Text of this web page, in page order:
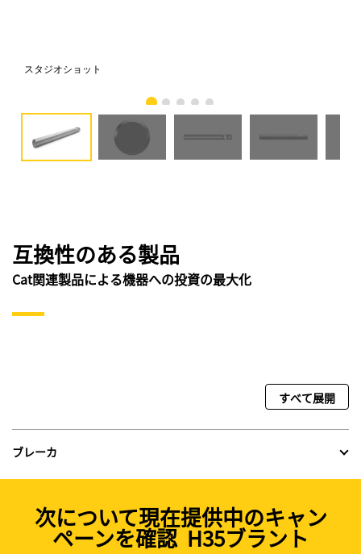
スタジオショット
互換性のある製品
Cat関連製品による機器への投資の最大化
すべて展開
ブレーカ
次について現在提供中のキャン
ペーンを確認 H35ブラント